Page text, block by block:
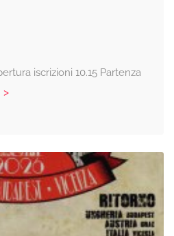
iscrizioni 10.15 Partenza
>